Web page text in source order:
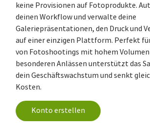
keine Provisionen auf Fotoprodukte.
deinen Workflow und verwalte deine
Galeriepräsentationen, den Druck und
auf einer einzigen Plattform. Perfekt
von Fotoshootings mit hohem
besonderen Anlässen unterstützt das
dein Geschäftswachstum und senkt
Kosten.
Konto erstellen